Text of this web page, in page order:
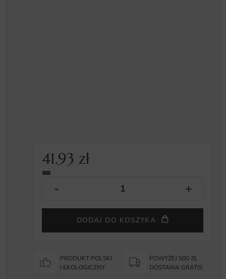
41.93zł
DODAJ DO KOSZYKA
PRODUKT POLSKI
I EKOLOGICZNY
POWYŻEJ 500 ZŁ
DOSTAWA GRATIS